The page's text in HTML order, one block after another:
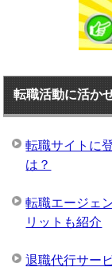
転職活動に活か
転職サイトに
は？
転職エージェ
リットも紹介
退職代行サー